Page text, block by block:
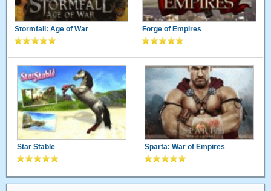
Stormfall: Age of War Forge of Empires
Star Stable Sparta: War of Empires